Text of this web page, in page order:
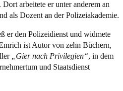
arbeitete er unter anderem an
als Dozent an der Polizeiakademie.
er den Polizeidienst und widmete
ist Autor von zehn Büchern,
„Gier nach Privilegien“, in dem
und Staatsdienst